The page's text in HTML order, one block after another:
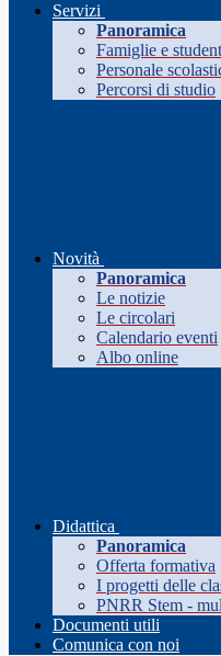
Servizi
Panoramica
Famiglie e
Personale
Percorsi di studio
Novità
Panoramica
Le notizie
Le circolari
Calendario eventi
Albo online
Didattica
Panoramica
Offerta formativa
I progetti delle
PNRR Stem -
Documenti utili
Comunica con noi